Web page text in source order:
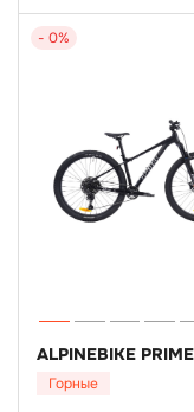
- 0%
ALPINEBIKE PRIME
Горные